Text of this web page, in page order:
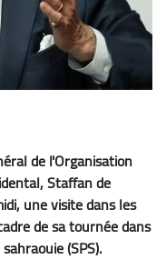
de l'Organisation
Staffan de
une visite dans les
de sa tournée dans
(SPS).